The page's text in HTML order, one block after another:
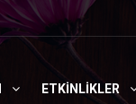
ETKINLIKLER